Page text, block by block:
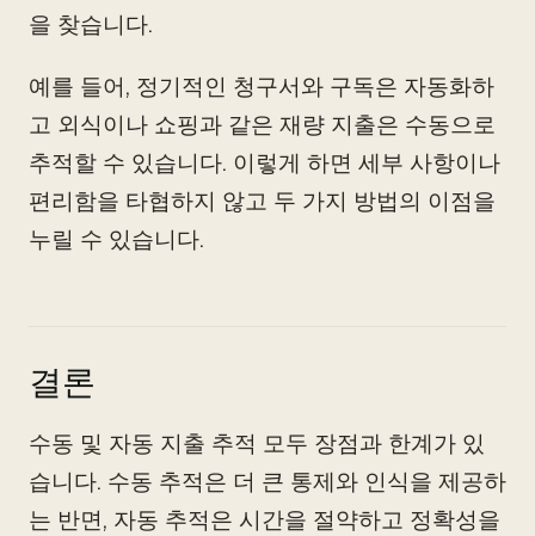
을 찾습니다.
예를 들어, 정기적인 청구서와 구독은 자동화하
고 외식이나 쇼핑과 같은 재량 지출은 수동으로
추적할 수 있습니다. 이렇게 하면 세부 사항이나
편리함을 타협하지 않고 두 가지 방법의 이점을
누릴 수 있습니다.
결론
수동 및 자동 지출 추적 모두 장점과 한계가 있
습니다. 수동 추적은 더 큰 통제와 인식을 제공하
는 반면, 자동 추적은 시간을 절약하고 정확성을